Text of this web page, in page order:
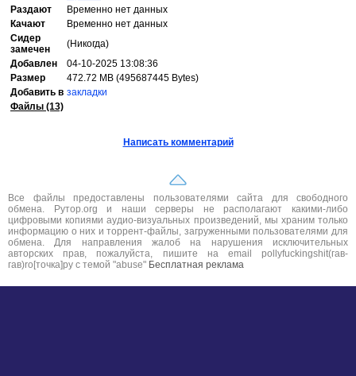
Раздают
Временно нет данных
Качают
Временно нет данных
Сидер
замечен
(Никогда)
Добавлен
04-10-2025 13:08:36
Размер
472.72 MB (495687445 Bytes)
Добавить в закладки
Файлы (13)
Написать комментарий
Все файлы предоставлены пользователями сайта для свободного
обмена. Рутор.org и наши серверы не располагают какими-либо
цифровыми копиями аудио-визуальных произведений, мы храним только
информацию о них и торрент-файлы, загруженными пользователями для
обмена. Для направления жалоб на нарушения исключительных
авторских прав, пожалуйста, пишите на email pollyfuckingshit(гав-
гав)ro[точка]ру с темой "abuse" Бесплатная реклама